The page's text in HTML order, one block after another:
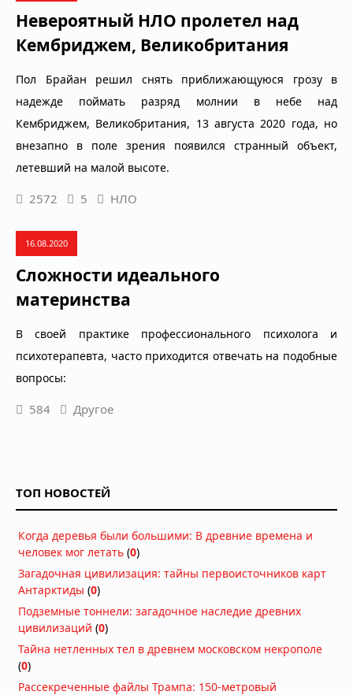
Невероятный НЛО пролетел над
Кембриджем, Великобритания
Пол Брайан решил снять приближающуюся грозу в
надежде поймать разряд молнии в небе над
Кембриджем, Великобритания, 13 августа 2020 года, но
внезапно в поле зрения появился странный объект,
летевший на малой высоте.
2572 5 НЛО
16.08.2020
Сложности идеального
материнства
В своей практике профессионального психолога и
психотерапевта, часто приходится отвечать на подобные
вопросы:
584 Другое
ТОП НОВОСТЕЙ
Когда деревья были большими: В древние времена и
человек мог летать (0)
Загадочная цивилизация: тайны первоисточников карт
Антарктиды (0)
Подземные тоннели: загадочное наследие древних
цивилизаций (0)
Тайна нетленных тел в древнем московском некрополе
(0)
Рассекреченные файлы Трампа: 150-метровый